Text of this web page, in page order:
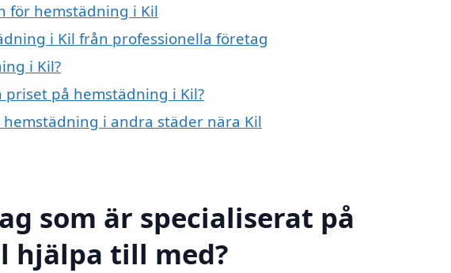
för hemstädning i Kil
i Kil från professionella företag
i Kil?
på hemstädning i Kil?
i andra städer nära Kil
som är specialiserat på
hjälpa till med?